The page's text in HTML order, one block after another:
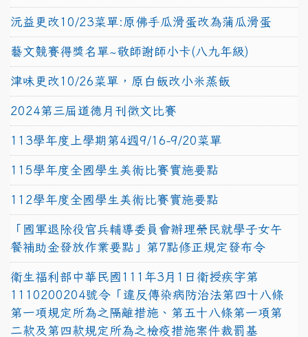
沅益更改10/23菜單:原佛手瓜滑蛋改為蒲瓜滑蛋
藝文競賽得獎名單~敬師謝師小卡(八九年級)
津味更改10/26菜單，原白飯改小米蒸飯
2024第三屆道德月刊徵文比賽
113學年度上學期第4週9/16-9/20菜單
115學年度全國學生美術比賽實施要點
112學年度全國學生美術比賽實施要點
「國軍退除役官兵輔導委員會辦理榮民就學子女午
餐補助金發放作業要點」第7點修正規定發布令
衛生福利部中華民國111年3月1日衛授疾字第
1110200204號令「違反傳染病防治法第四十八條
第一項規定所為之隔離措施、第五十八條第一項第
二款及第四款規定所為之檢疫措施案件裁罰基